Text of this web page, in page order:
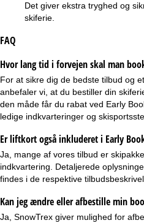
Det giver ekstra tryghed og
skiferie.
FAQ
Hvor lang tid i forvejen skal man
For at sikre dig de bedste tilbud og
anbefaler vi, at du bestiller din
den måde får du rabat ved Early
ledige indkvarteringer og
Er liftkort også inkluderet i Early
Ja, mange af vores tilbud er
indkvartering. Detaljerede
findes i de respektive
Kan jeg ændre eller afbestille min
Ja, SnowTrex giver mulighed for